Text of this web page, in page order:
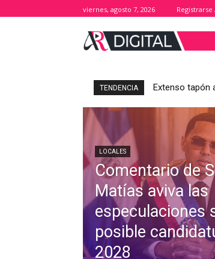
viernes, agosto 7, 2026 Registrarse
TENDENCIA Extenso tapón
LOCALES
Comentario de
Matías aviva las
especulaciones
posible
2028